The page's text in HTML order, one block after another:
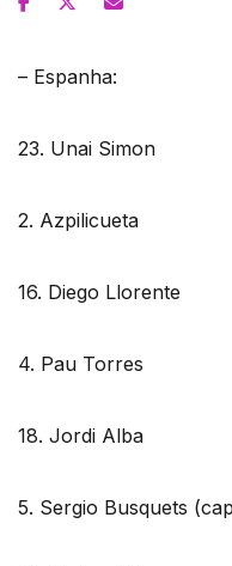
– Espanha:
23. Unai Simon
2. Azpilicueta
16. Diego Llorente
4. Pau Torres
18. Jordi Alba
5. Sergio Busquets